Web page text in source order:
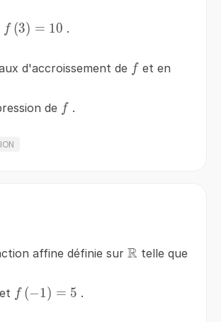
f\left(3\right)=10
f (3) = 10 .
d'accroissement de ff et en
de ff .
affine définie sur\mathbb{R}
R telle que
8
et f\left(-1\right)=5
f (−1) = 5 .